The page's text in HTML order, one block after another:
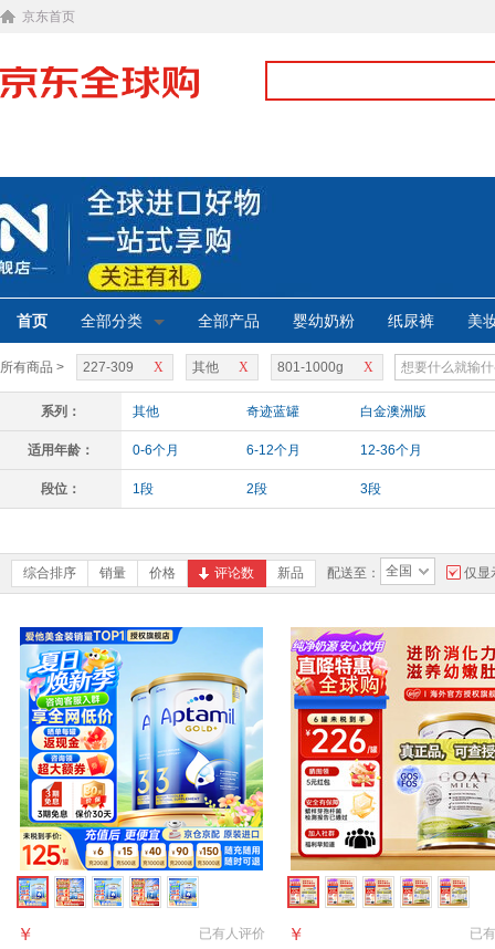
京东首页
首页 全部分类 全部产品 婴幼奶粉 纸尿裤 美
所有商品 > X
227-309 X
其他 X
801-1000g
系列： 其他 奇迹蓝罐 白金澳洲版
适用年龄： 0-6个月 6-12个月 12-36个月
段位： 1段 2段 3段
综合排序 销量 价格 评论数 新品 配送至： 全国 仅显
已有人评价
￥ 已有
￥